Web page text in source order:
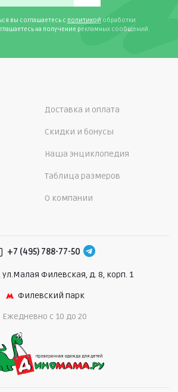
вы соглашаетесь с политикой обработки
на получение рекламных сообщений.
Доставка и оплата
Скидки и бонусы
Наша энциклопедия
Таблица размеров
О компании
+7 (495) 788-77-50
ул.Малая Филевская, д. 8, корп. 1
Филевский парк
Ежедневно c 10 до 20